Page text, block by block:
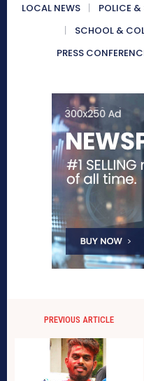
LOCAL NEWS POLICE &
SCHOOL &
PRESS
PREVIOUS ARTICLE